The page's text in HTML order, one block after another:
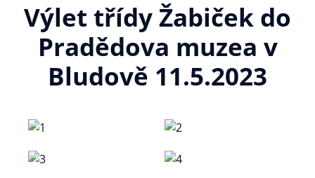
Výlet třídy Žabiček do
Pradědova muzea v
Bludově 11.5.2023